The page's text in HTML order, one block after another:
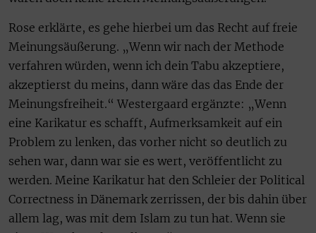
Rose erklärte, es gehe hierbei um das Recht auf freie
Meinungsäußerung. „Wenn wir nach der Methode
verfahren würden, wenn ich dein Tabu akzeptiere,
akzeptierst du meins, dann wäre das das Ende der
Meinungsfreiheit.“ Westergaard ergänzte: „Wenn
eine Karikatur es schafft, Aufmerksamkeit auf ein
Problem zu lenken, das vorher nicht so deutlich zu
sehen war, dann war sie es wert, veröffentlicht zu
werden. Meine Karikatur hat den Schleier der Political
Correctness in Dänemark zerrissen, der bis dahin über
allem lag, was mit dem Islam zu tun hat. Wenn sie